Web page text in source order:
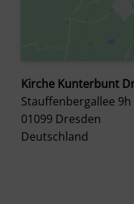
Kirche Kunterbunt
Stauffenbergallee 9h
01099 Dresden
Deutschland